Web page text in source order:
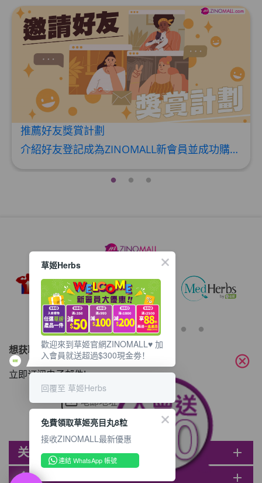
此商品最多可加购1件
HKD$169
HKD$369
加入购物车
男補精力丸5:1 (到期日2028年1月)
此商品最多可加购1件
HKD$169
HKD$449
加入购物车
理膚泉 無香大哥大防曬 50ml (2027年4
月)
HKD$88
此商品最多可加购1件
HKD$85
HKD$145
推薦好友獎賞計劃
介紹好友登記成為ZINOMALL新會員並成功購物，您即可獲得$50Mall Dollar現金回贈，你的好友亦可同時獲得$50Mall Dollar現金回贈。 **舊會員必須完成首張訂單才可開通邀請好友獎賞計劃** 1. 舊會員可於 我的帳戶>>>邀請好友獎賞 中找到 好友推薦碼 (紅圈位置) 2. 會員可複製好友推薦碼並透過 Whatsapp / Facebook / Email分享給自己好友。推薦好友次數不限，介紹愈多新朋友，可獲得愈多Mall Dollar現金回贈。 3. 好友
想获取最新的优惠资讯？
立即订阅电子邮件!
关于ZINOMALL add
会员 add
cancel
草姬Herbs
歡迎來到草姬官網ZINOMALL♥️ 加
入會員就送超過$300現金劵！
回覆至 草姬Herbs
免費領取草姬亮目丸8粒
接收ZINOMALL最新優惠
連結 WhatsApp 帳號